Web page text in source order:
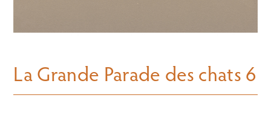
La Grande Parade des chats 6